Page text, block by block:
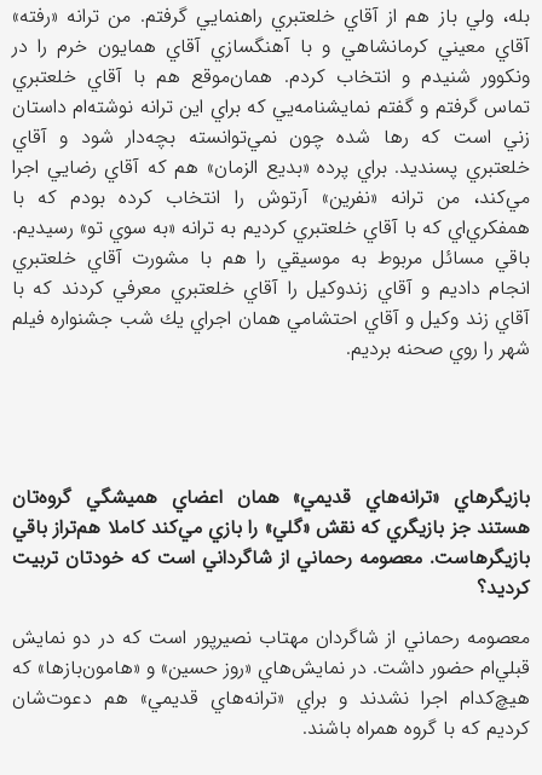
بله، ‌ولي باز هم از آقاي خلعتبري راهنمايي گرفتم. من ترانه «رفته»
آقاي معيني كرمانشاهي و با آهنگسازي آقاي همايون خرم را در
ونكوور شنيدم و انتخاب كردم. همان‌موقع هم با آقاي خلعتبري
تماس گرفتم و گفتم نمايشنامه‌يي كه براي اين ترانه نوشته‌ام داستان
زني است كه رها شده چون نمي‌توانسته بچه‌دار شود و آقاي
خلعتبري پسنديد. براي پرده «بديع الزمان» هم كه آقاي رضايي اجرا
مي‌كند، من ترانه «نفرين» آرتوش را انتخاب كرده بودم كه با
همفكري‌اي كه با آقاي خلعتبري كرديم به ترانه «به سوي تو» رسيديم.
باقي مسائل مربوط به موسيقي را هم با مشورت آقاي خلعتبري
انجام داديم و آقاي زندوكيل را آقاي خلعتبري معرفي كردند كه با
آقاي زند وكيل و آقاي احتشامي همان اجراي يك شب جشنواره فيلم
شهر را روي صحنه برديم.
بازيگرهاي «ترانه‌هاي قديمي» همان اعضاي هميشگي گروه‌تان
هستند جز بازيگري كه نقش «گلي» را بازي مي‌كند كاملا هم‌تراز باقي
بازيگرهاست. معصومه رحماني از شاگرداني است كه خودتان تربيت
كرديد؟
معصومه رحماني از شاگردان مهتاب نصيرپور است كه در دو نمايش
قبلي‌ام حضور داشت. در نمايش‌هاي «روز حسين» و «هامون‌بازها» كه
هيچ‌كدام اجرا نشدند و براي «ترانه‌هاي قديمي» هم دعوت‌شان
كرديم كه با گروه همراه باشند.